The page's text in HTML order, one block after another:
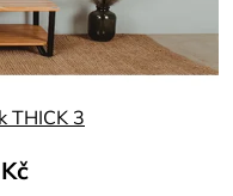
THICK 3